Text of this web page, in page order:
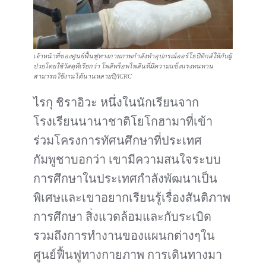
เจ้าหน้าที่ของศูนย์ฟื้นฟูทางกายภาพกำลังทำอุปกรณ์ออร์โธปีดิกส์ให้กับผู้
ป่วยโดยใช้วัสดุที่เรียกว่า โพลีพร็อพไพลีนที่มีความแข็งแรงทนทาน
สามารถใช้งานได้นานหลายปี/ICRC
ไรกุ ชิราอิวะ หนึ่งในนักเรียนจาก
โรงเรียนนานาชาติโยโกฮามาที่เข้า
ร่วมโครงการทัศนศึกษาที่ประเทศ
กัมพูชาบอกว่า เขามีความสนใจระบบ
การศึกษาในประเทศกำลังพัฒนาเป็น
พิเศษและเขาอยากเรียนรู้เรื่องสันติภาพ
การศึกษา สิ่งแวดล้อมและกับระเบิด
รวมถึงการทำงานของแผนกต่างๆใน
ศูนย์ฟื้นฟูทางกายภาพ การเดินทางมา